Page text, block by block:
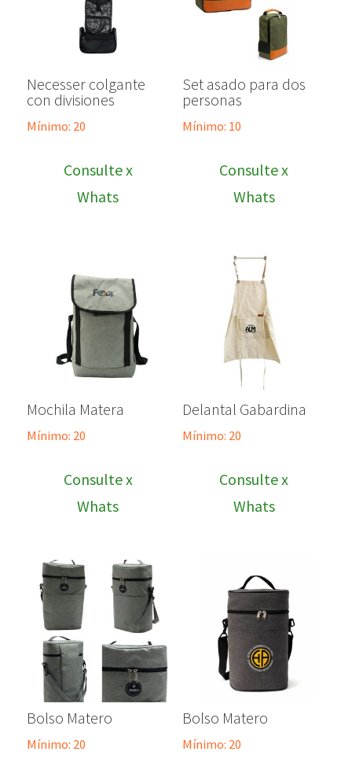
Necesser colgante
con divisiones
Mínimo: 20
Consulte x
Whats
Set asado para dos
personas
Mínimo: 10
Consulte x
Whats
Mochila Matera
Mínimo: 20
Consulte x
Whats
Delantal Gabardina
Mínimo: 20
Consulte x
Whats
Bolso Matero
Mínimo: 20
Bolso Matero
Mínimo: 20